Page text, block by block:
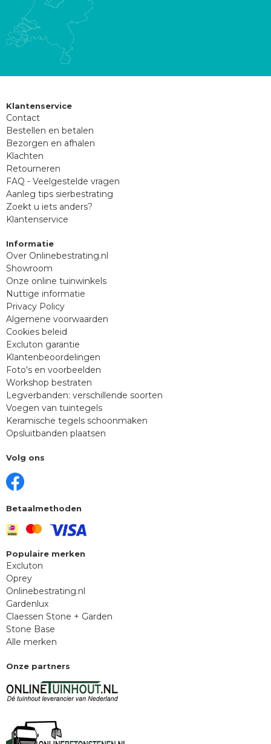
Klantenservice
Contact
Bestellen en betalen
Bezorgen en afhalen
Klachten
Retourneren
FAQ - Veelgestelde vragen
Aanleg tips sierbestrating
Zoekt u iets anders?
Klantenservice
Informatie
Over Onlinebestrating.nl
Showroom
Onze online tuinwinkels
Nuttige informatie
Privacy Policy
Algemene voorwaarden
Cookies beleid
Excluton garantie
Klantenbeoordelingen
Foto's en voorbeelden
Workshop bestraten
Legverbanden: verschillende soorten
Voegen van tuintegels
Keramische tegels schoonmaken
Opsluitbanden plaatsen
Volg ons
Betaalmethoden
Populaire merken
Excluton
Oprey
Onlinebestrating.nl
Gardenlux
Claessen Stone + Garden
Stone Base
Alle merken
Onze partners